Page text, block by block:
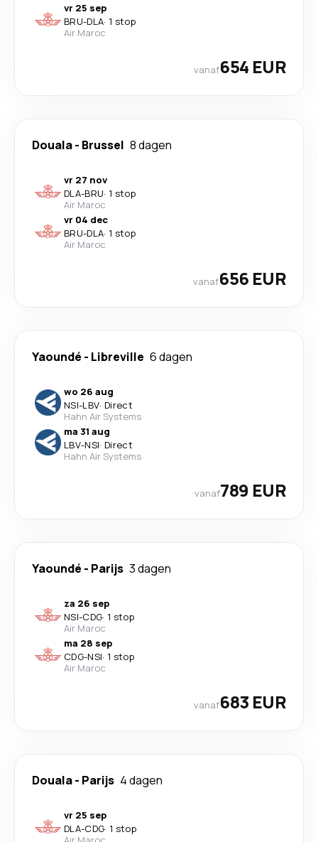
vr 25 sep
BRU-DLA· 1 stop
Air Maroc
vanaf654 EUR
Douala- Brussel 8 dagen
vr 27 nov
DLA-BRU· 1 stop
Air Maroc
vr 04 dec
BRU-DLA· 1 stop
Air Maroc
vanaf656 EUR
Yaoundé - Libreville 6 dagen
wo 26 aug
NSI-LBV· Direct
Hahn Air Systems
ma 31 aug
LBV-NSI· Direct
Hahn Air Systems
vanaf789 EUR
Yaoundé - Parijs 3 dagen
za 26 sep
NSI-CDG· 1 stop
Air Maroc
ma 28 sep
CDG-NSI· 1 stop
Air Maroc
vanaf683 EUR
Douala- Parijs 4 dagen
vr 25 sep
DLA-CDG· 1 stop